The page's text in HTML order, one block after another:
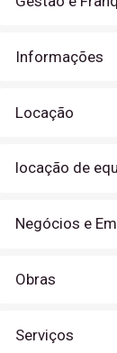
Informações
Locação
locação de
Negócios e
Obras
Serviços